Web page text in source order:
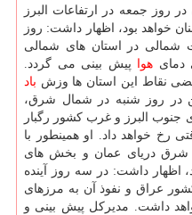
در روز جمعه در ارتفاعات البرز
خواهد بود، اظهار داشت: روز
شمالی در استان های شمالی
هوا پیش بینی می گردد.
نقاط این استان ها وزش باد
در روز شنبه در شمال شرق،
البرز و غرب كشور رگبار
رخ خواهد داد. او همینطور با
شرق دریای عمان و بخش های
اظهار داشت: در سه روز آینده
عراق و نفوذ آن به مرزهای
داشت. مدیركل پیش بینی و